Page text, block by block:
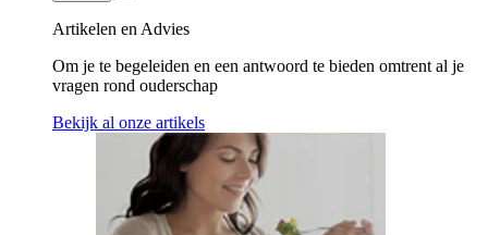
Artikelen en Advies
Om je te begeleiden en een antwoord te bieden omtrent al je
vragen rond ouderschap
Bekijk al onze artikels